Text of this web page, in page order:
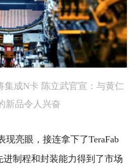
集成N卡 陈立武官宣：与黄仁
新品令人兴奋
现亮眼，接连拿下了TeraFab
制程和封装能力得到了市场